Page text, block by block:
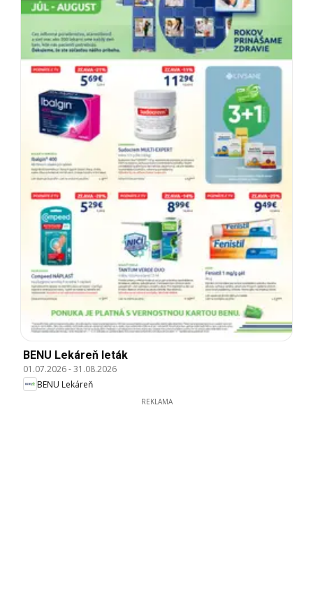
BENU Lekáreň leták
01.07.2026-31.08.2026
BENU Lekáreň
REKLAMA